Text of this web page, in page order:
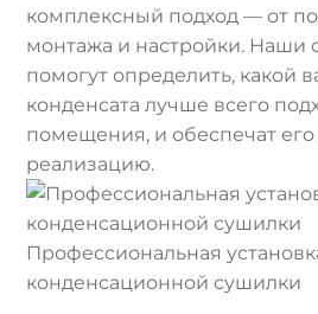
комплексный подход — от
монтажа и настройки. Наши
помогут определить, какой
конденсата лучше всего
помещения, и обеспечат
реализацию.
Профессиональная
конденсационной сушилки